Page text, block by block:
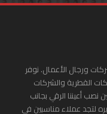
ورجال الأعمال. نوفر
القطرية والشركات
أعيننا الرقي بجانب
لتجد عملاء مناسبين في